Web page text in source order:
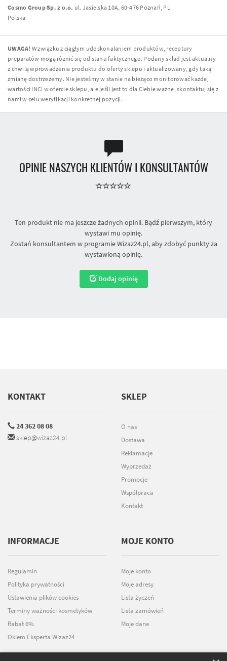
Cosmo Group Sp. z o.o. ul. Jasielska 10A, 60-476 Poznań, PL
Polska
UWAGA! W związku z ciągłym udoskonalaniem produktów, receptury
preparatów mogą różnić się od stanu faktycznego. Podany skład jest aktualny
z chwilą wprowadzenia produktu do oferty sklepu i aktualizowany, gdy taką
zmianę dostrzeżemy. Nie jesteśmy w stanie na bieżąco monitorować każdej
wartości INCI w ofercie sklepu, ale jeśli jest to dla Ciebie ważne, skontaktuj się z
nami w celu weryfikacji konkretnej pozycji.
OPINIE NASZYCH KLIENTÓW I KONSULTANTÓW
Ten produkt nie ma jeszcze żadnych opinii. Bądź pierwszym, który
wystawi mu opinię.
Zostań konsultantem w programie Wizaz24.pl, aby zdobyć punkty za
wystawioną opinię.
Dodaj opinię
KONTAKT
24 362 08 08
sklep@wizaz24.pl
SKLEP
O nas
Dostawa
Reklamacje
Wyprzedaż
Promocje
Współpraca
Kontakt
INFORMACJE
Regulamin
Polityka prywatności
Ustawienia plików cookies
Terminy ważności kosmetyków
Rabat 6%
Okiem Eksperta Wizaż24
MOJE KONTO
Moje konto
Moje adresy
Lista życzeń
Lista zamówień
Moje dane